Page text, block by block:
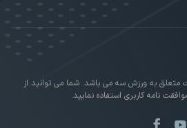
به ورزش سه می باشد. شما می توانید از
نامه کاربری استفاده نمایید.